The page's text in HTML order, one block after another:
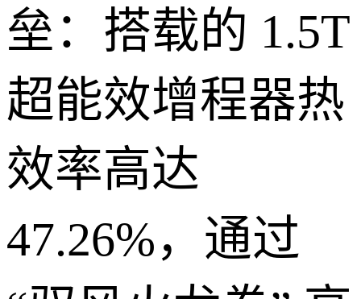
垒：搭载的 1.5T
超能效增程器热
效率高达
47.26%，通过